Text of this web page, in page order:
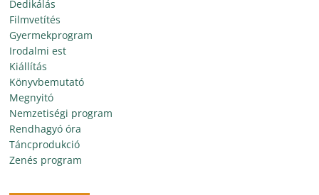
Dedikálás
Filmvetítés
Gyermekprogram
Irodalmi est
Kiállítás
Könyvbemutató
Megnyitó
Nemzetiségi program
Rendhagyó óra
Táncprodukció
Zenés program